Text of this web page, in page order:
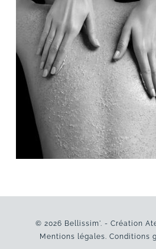
© 2026 Bellissim'. - Création
Mentions légales. Conditions